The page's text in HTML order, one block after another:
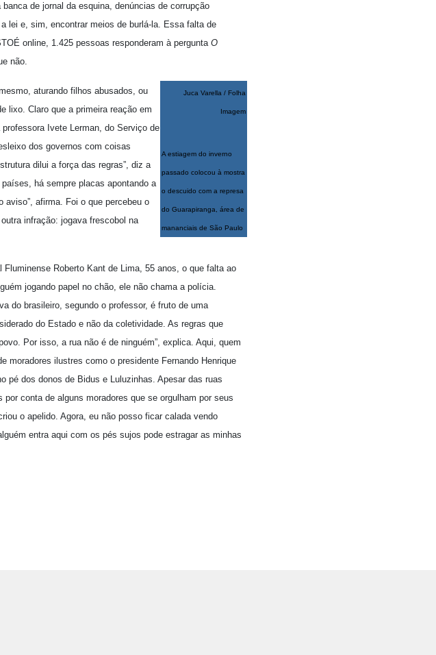
de jornal da esquina, denúncias de corrupção
lei e, sim, encontrar meios de burlá-la. Essa falta de
online, 1.425 pessoas responderam à perguntaO
não.
Juca Varella / Folha
Imagem
A estiagem do inverno
passado colocou à mostra
o descuido com a represa
do Guarapiranga, área de
mananciais de São Paulo
aturando filhos abusados, ou
lixo. Claro que a primeira reação em
Ivete Lerman, do Serviço de
dos governos com coisas
dilui a força das regras”, diz a
há sempre placas apontando a
aviso”, afirma. Foi o que percebeu o
infração: jogava frescobol na
Roberto Kant de Lima, 55 anos, o que falta ao
jogando papel no chão, ele não chama a polícia.
do brasileiro, segundo o professor, é fruto de uma
do Estado e não da coletividade. As regras que
Por isso, a rua não é de ninguém”, explica. Aqui, quem
moradores ilustres como o presidente Fernando Henrique
pé dos donos de Bidus e Luluzinhas. Apesar das ruas
conta de alguns moradores que se orgulham por seus
o apelido. Agora, eu não posso ficar calada vendo
entra aqui com os pés sujos pode estragar as minhas